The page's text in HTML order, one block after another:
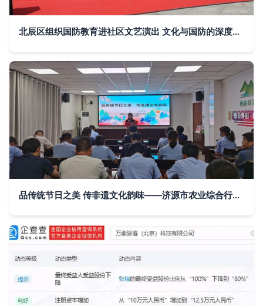
北辰区组织国防教育进社区文艺演出 文化与国防的深度融合
品传统节日之美 传非遗文化韵味——济源市农业综合行政执法支队组织开展“我们的节日·七夕”主题活动